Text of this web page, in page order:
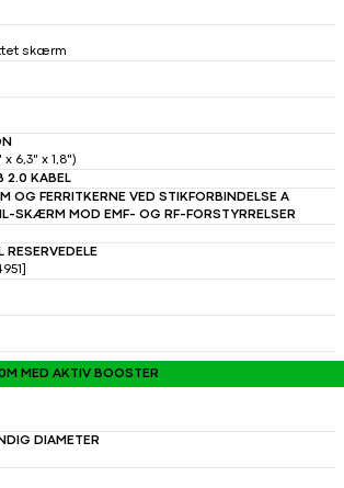
skærm
x 6,3" x 1,8")
2.0 KABEL
OG FERRITKERNE VED STIKFORBINDELSE A
SKÆRM MOD EMF- OG RF-FORSTYRRELSER
RESERVEDELE
MED AKTIV BOOSTER
DIAMETER